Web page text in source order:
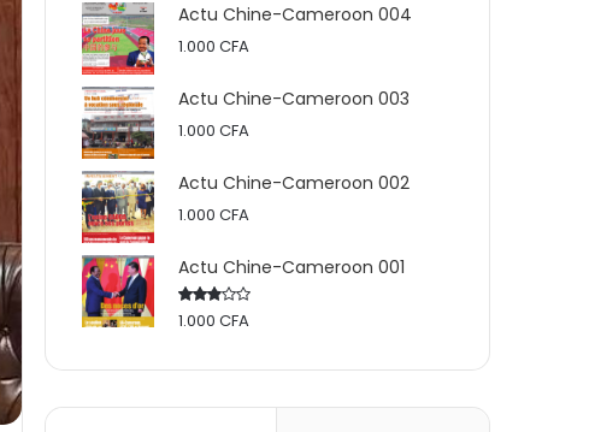
Actu Chine-Cameroon 004
1.000CFA
Actu Chine-Cameroon 003
1.000CFA
Actu Chine-Cameroon 002
1.000CFA
Actu Chine-Cameroon 001
Rated
1.000CFA